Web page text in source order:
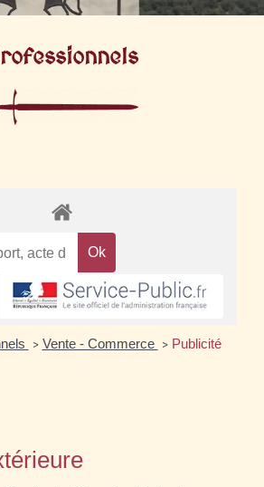
> Vente - Commerce > Publicité